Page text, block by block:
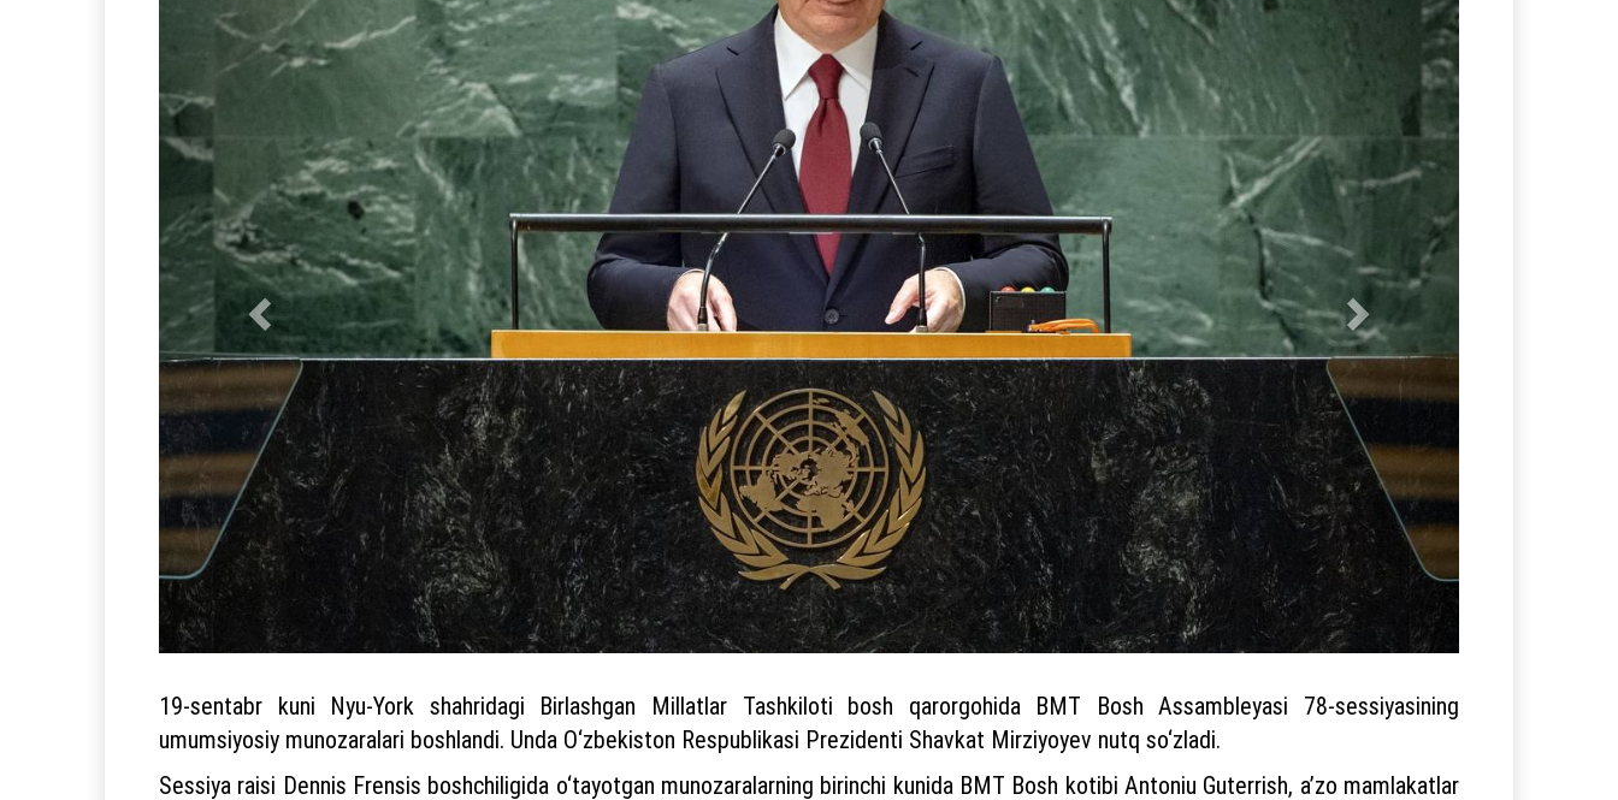
19-sentabr kuni Nyu-York shahridagi Birlashgan Millatlar Tashkiloti bosh qarorgohida BMT Bosh Assambleyasi 78-sessiyasining
umumsiyosiy munozaralari boshlandi. Unda O‘zbekiston Respublikasi Prezidenti Shavkat Mirziyoyev nutq so‘zladi.
Sessiya raisi Dennis Frensis boshchiligida o‘tayotgan munozaralarning birinchi kunida BMT Bosh kotibi Antoniu Guterrish, a’zo mamlakatlar